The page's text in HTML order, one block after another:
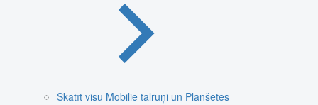
Skatīt visu Mobilie tālruņi un Planšetes